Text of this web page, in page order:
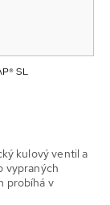
SL
kulový ventil a
vypraných
probíhá v